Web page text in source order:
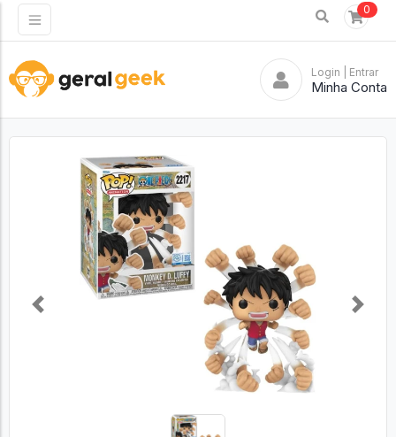
0
Login | Entrar
Minha Conta
Previous Next